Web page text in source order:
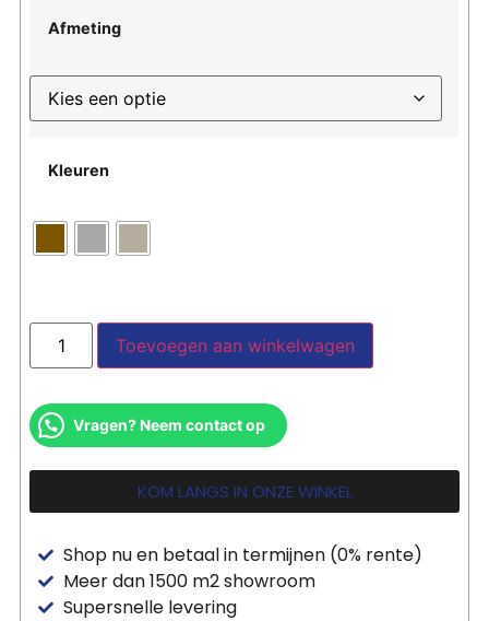
Afmeting
Kleuren
Toevoegen aan winkelwagen
Vragen? Neem contact op
KOM LANGS IN ONZE WINKEL
Shop nu en betaal in termijnen (0% rente)
Meer dan 1500 m2 showroom
Supersnelle levering